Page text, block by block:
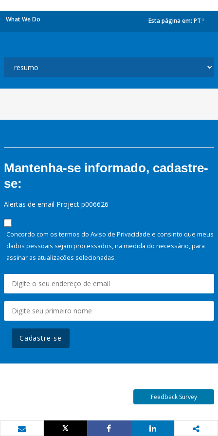
What We Do Esta página em: PT
Mantenha-se informado, cadastre-
se:
Alertas de email Project p006626
Concordo com os termos do Aviso de Privacidade e consinto que meus
dados pessoais sejam processados, na medida do necessário, para
assinar as atualizações selecionadas.
Cadastre-se
Feedback Survey